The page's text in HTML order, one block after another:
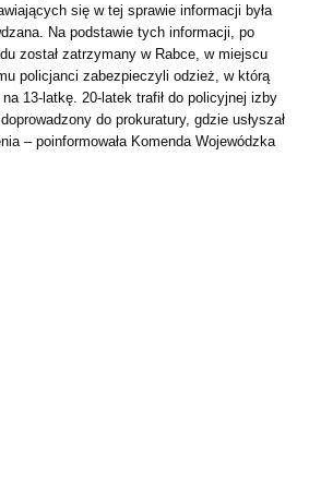
się w tej sprawie informacji była
Na podstawie tych informacji, po
został zatrzymany w Rabce, w miejscu
policjanci zabezpieczyli odzież, w którą
13-latkę. 20-latek trafił do policyjnej izby
do prokuratury, gdzie usłyszał
– poinformowała Komenda Wojewódzka